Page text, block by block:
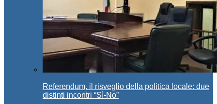
Referendum, il risveglio della politica locale: due
distinti incontri “Sì-No”